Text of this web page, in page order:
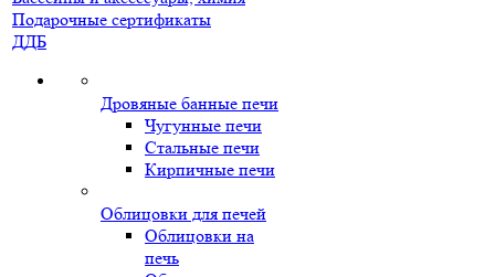
Подарочные сертификаты
ДДБ
Дровяные банные печи
Чугунные печи
Стальные печи
Кирпичные печи
Облицовки для печей
Облицовки на
печь